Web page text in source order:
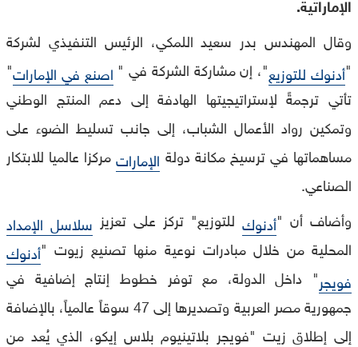
وقال المهندس بدر سعيد اللمكي، الرئيس التنفيذي لشركة
"أدنوك للتوزيع"، إن مشاركة الشركة في " اصنع في الإمارات"
تأتي ترجمةً لإستراتيجيتها الهادفة إلى دعم المنتج الوطني
وتمكين رواد الأعمال الشباب، إلى جانب تسليط الضوء على
مساهماتها في ترسيخ مكانة دولة الإمارات مركزا عالميا للابتكار
الصناعي.
وأضاف أن "أدنوك للتوزيع" تركز على تعزيز سلاسل الإمداد
المحلية من خلال مبادرات نوعية منها تصنيع زيوت "أدنوك
فويجر" داخل الدولة، مع توفر خطوط إنتاج إضافية في
جمهورية مصر العربية وتصديرها إلى 47 سوقاً عالمياً، بالإضافة
إلى إطلاق زيت "فويجر بلاتينيوم بلاس إيكو، الذي يُعد من